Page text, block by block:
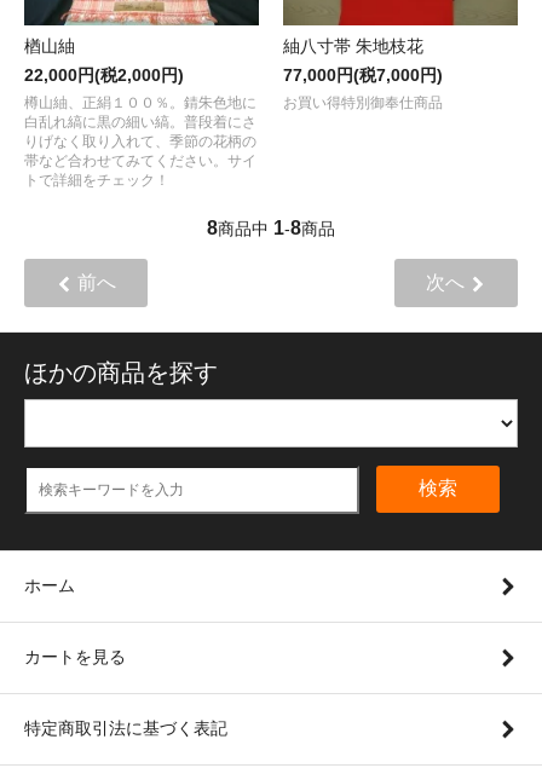
楢山紬
22,000円(税2,000円)
樽山紬、正絹１００％。錆朱色地に
白乱れ縞に黒の細い縞。普段着にさ
りげなく取り入れて、季節の花柄の
帯など合わせてみてください。サイ
トで詳細をチェック！
紬八寸帯 朱地枝花
77,000円(税7,000円)
お買い得特別御奉仕商品
8商品中 1-8商品
前へ 次へ
ほかの商品を探す
検索
ホーム
カートを見る
特定商取引法に基づく表記